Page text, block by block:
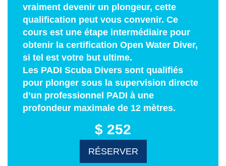
vraiment devenir un plongeur, cette
qualification peut vous convenir. Ce
cours est une étape intermédiaire pour
obtenir la certification Open Water Diver,
si tel est votre but ultime.
Les PADI Scuba Divers sont qualifiés
pour plonger sous la supervision directe
d’un professionnel PADI à une
profondeur maximale de 12 mètres.
$ 252
RÉSERVER